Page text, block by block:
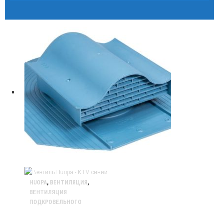
HUOPA, ВЕНТИЛЯЦИЯ ,
ВЕНТИЛЯЦИЯ
ПОДКРОВЕЛЬНОГО